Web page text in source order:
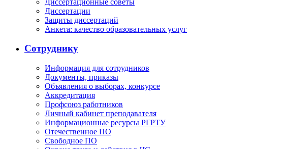
Диссертации
Защиты диссертаций
Анкета: качество образовательных услуг
Сотруднику
Информация для сотрудников
Документы, приказы
Объявления о выборах, конкурсе
Аккредитация
Профсоюз работников
Личный кабинет преподавателя
Информационные ресурсы РГРТУ
Отечественное ПО
Свободное ПО